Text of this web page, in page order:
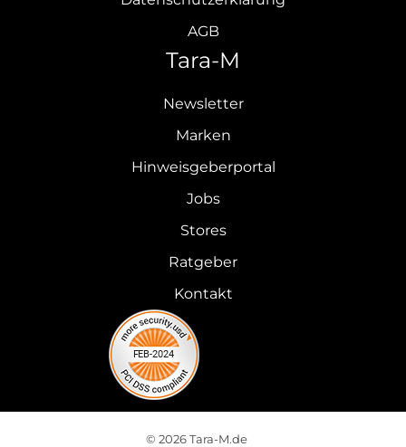
AGB
Tara-M
Newsletter
Marken
Hinweisgeberportal
Jobs
Stores
Ratgeber
Kontakt
© 2026 Tara-M.de